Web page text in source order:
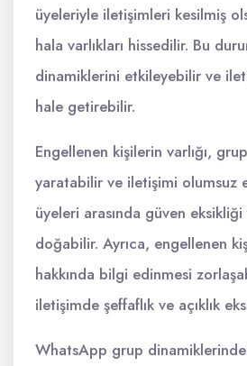
üyeleriyle iletişimleri kesilmiş
hala varlıkları hissedilir. Bu
dinamiklerini etkileyebilir ve
hale getirebilir.
Engellenen kişilerin varlığı,
yaratabilir ve iletişimi olumsuz
üyeleri arasında güven
doğabilir. Ayrıca, engellenen
hakkında bilgi edinmesi
iletişimde şeffaflık ve açıklık
WhatsApp grup